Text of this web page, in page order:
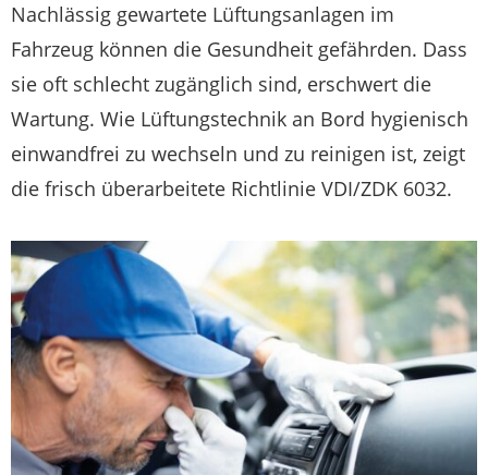
Nachlässig gewartete Lüftungsanlagen im
Fahrzeug können die Gesundheit gefährden. Dass
sie oft schlecht zugänglich sind, erschwert die
Wartung. Wie Lüftungstechnik an Bord hygienisch
einwandfrei zu wechseln und zu reinigen ist, zeigt
die frisch überarbeitete Richtlinie VDI/ZDK 6032.